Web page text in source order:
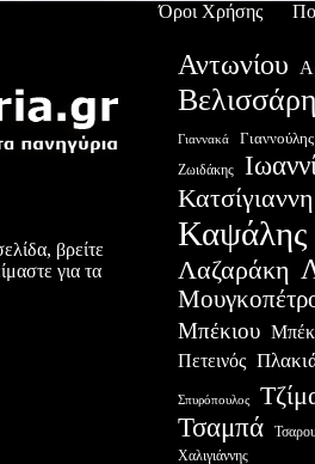
Όροι Χρήσης
βρείτε
για τα
Αντωνίου
Γιαννακά Γιαννούλης
Ζωιδάκης
Κατσίγιαννη
Καψάλης
Λαζαράκη
Μπέκιου
Πετεινός
Σπυρόπουλος
Τσαμπά
Χαλιγιάννης